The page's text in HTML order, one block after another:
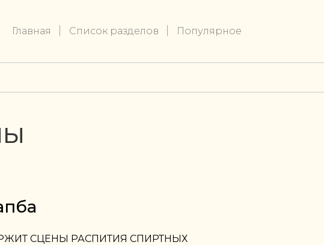
Главная Список разделов Популярное
СЦЕНЫ РАСПИТИЯ СПИРТНЫХ